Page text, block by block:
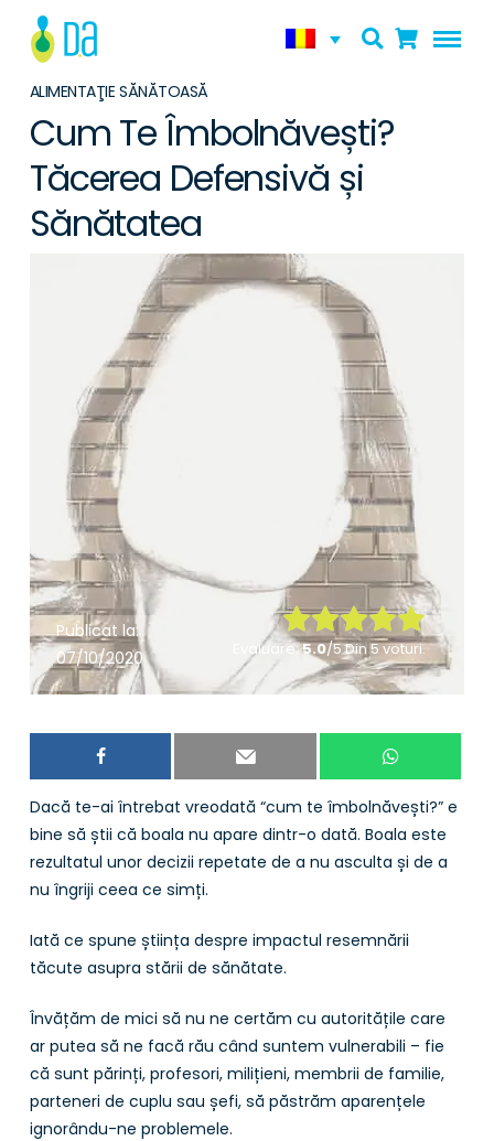
ALIMENTAŢIE SĂNĂTOASĂ
Cum Te Îmbolnăvești?
Tăcerea Defensivă și
Sănătatea
Publicat la:
07/10/2020
Rate this item:
Submit Rating
Evaluare:5.0/5 Din 5 voturi.
Dacă te-ai întrebat vreodată “cum te îmbolnăvești?” e
bine să știi că boala nu apare dintr-o dată. Boala este
rezultatul unor decizii repetate de a nu asculta și de a
nu îngriji ceea ce simți.
Iată ce spune știința despre impactul resemnării
tăcute asupra stării de sănătate.
Învățăm de mici să nu ne certăm cu autoritățile care
ar putea să ne facă rău când suntem vulnerabili – fie
că sunt părinți, profesori, milițieni, membrii de familie,
parteneri de cuplu sau șefi, să păstrăm aparențele
ignorându-ne problemele.